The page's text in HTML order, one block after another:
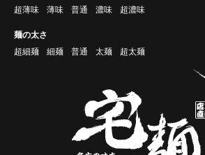
超薄味
薄味 普通 濃味 超濃味
麺の太さ
超細麺
細麺 普通 太麺 超太麺